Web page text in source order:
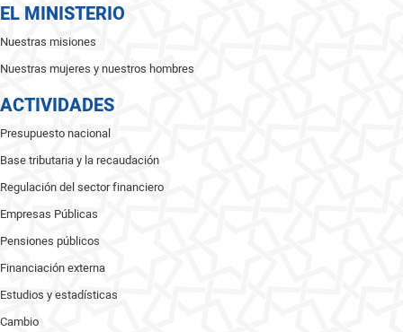
EL MINISTERIO
Nuestras misiones
Nuestras mujeres y nuestros hombres
ACTIVIDADES
Presupuesto nacional
Base tributaria y la recaudación
Regulación del sector financiero
Empresas Públicas
Pensiones públicos
Financiación externa
Estudios y estadísticas
Cambio